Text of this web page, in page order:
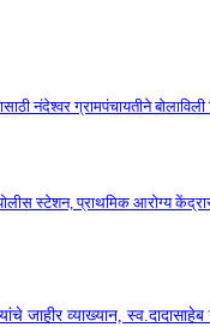
नंदेश्वर ग्रामपंचायतीने बोलाविली
पोलीस स्टेशन, प्राथमिक आरोग्य
जाहीर व्याख्यान,